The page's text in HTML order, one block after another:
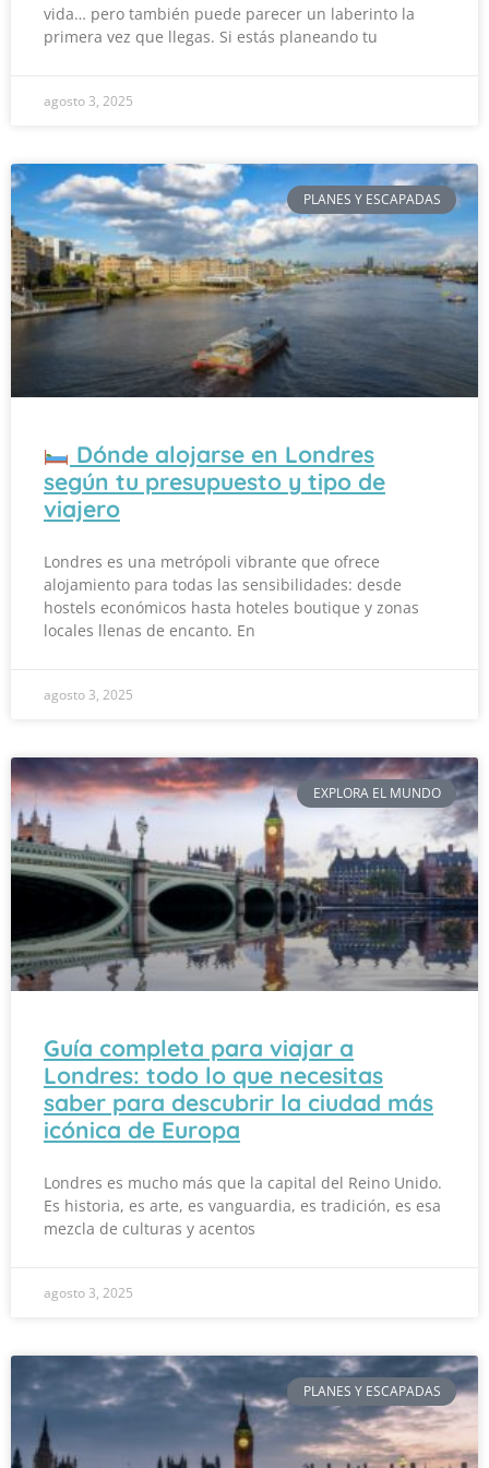
vida… pero también puede parecer un laberinto la
primera vez que llegas. Si estás planeando tu
agosto 3, 2025
PLANES Y ESCAPADAS
Dónde alojarse en Londres
según tu presupuesto y tipo de
viajero
Londres es una metrópoli vibrante que ofrece
alojamiento para todas las sensibilidades: desde
hostels económicos hasta hoteles boutique y zonas
locales llenas de encanto. En
agosto 3, 2025
EXPLORA EL MUNDO
Guía completa para viajar a
Londres: todo lo que necesitas
saber para descubrir la ciudad más
icónica de Europa
Londres es mucho más que la capital del Reino Unido.
Es historia, es arte, es vanguardia, es tradición, es esa
mezcla de culturas y acentos
agosto 3, 2025
PLANES Y ESCAPADAS